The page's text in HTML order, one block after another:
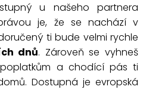
u našeho partnera
je, že se nachází v
ti bude velmi rychle
dnů. Zároveň se vyhneš
a chodící pás ti
Dostupná je evropská